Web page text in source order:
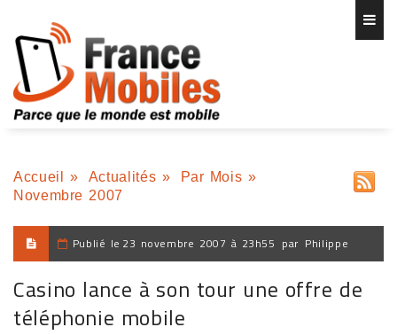
Accueil » Actualités » Par Mois »
Novembre 2007
Publié le 23 novembre 2007 à 23h55 par Philippe
Casino lance à son tour une offre de
téléphonie mobile